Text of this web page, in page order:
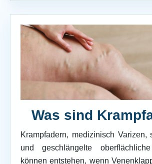
Was sind
Krampfadern, medizinisch Varizen,
und geschlängelte
können entstehen, wenn